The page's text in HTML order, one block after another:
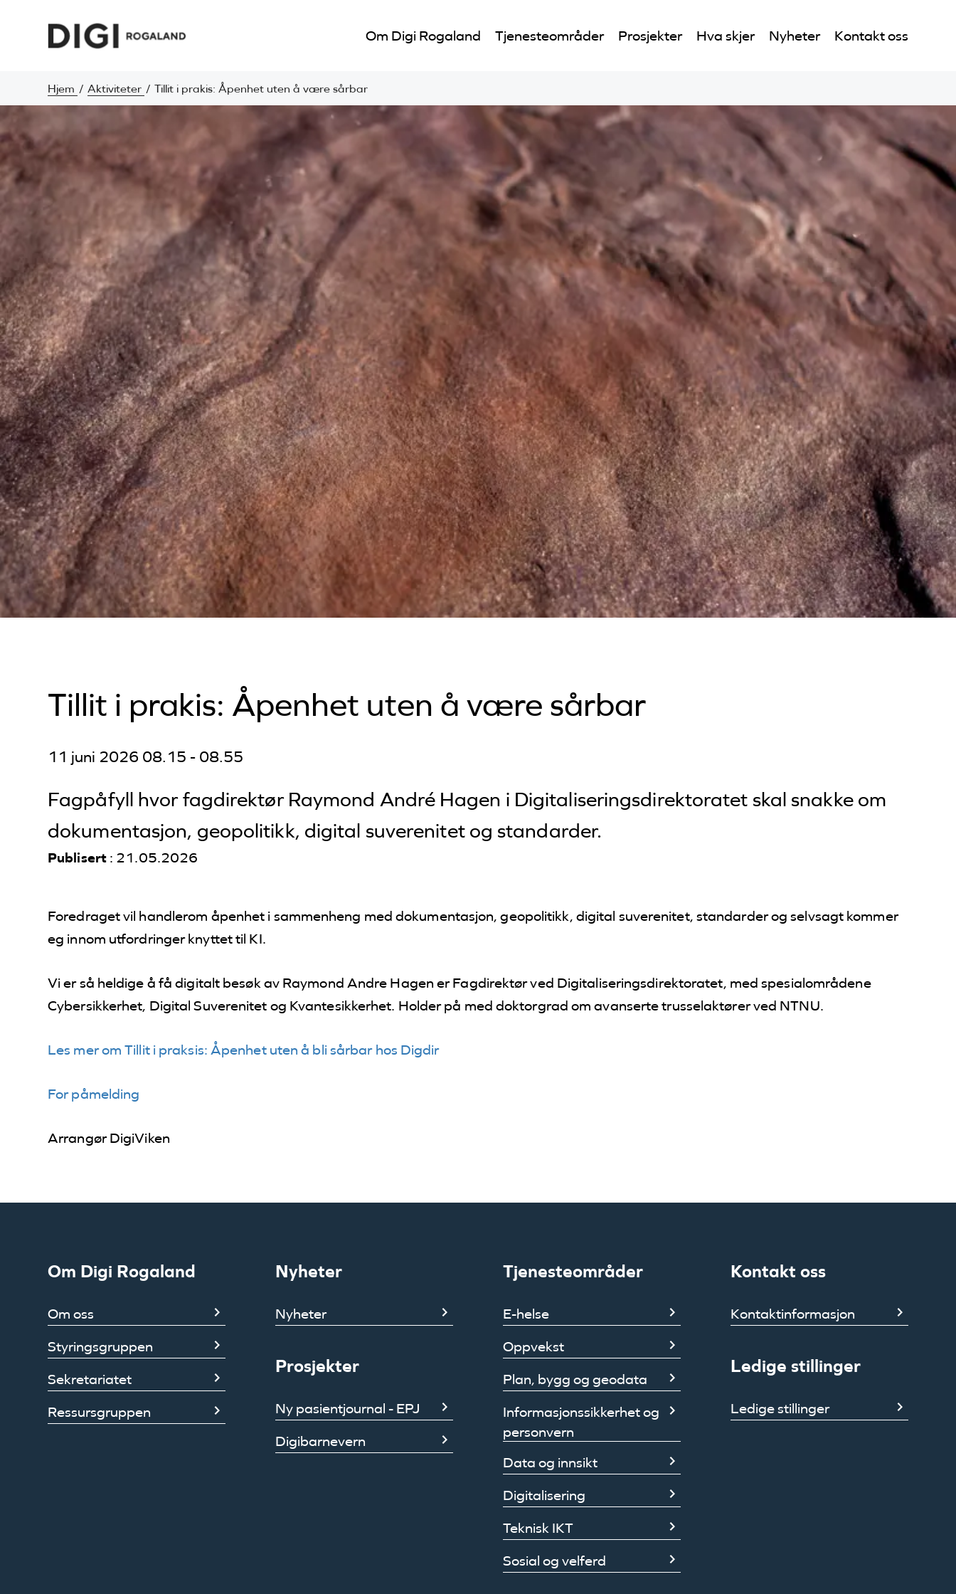
Om Digi Rogaland Tjenesteområder Prosjekter Hva skjer Nyheter Kontakt oss
Hjem Aktiviteter Tillit i prakis: Åpenhet uten å være sårbar
Tillit i prakis: Åpenhet uten å være sårbar
11 juni 2026 08.15 - 08.55
Fagpåfyll hvor fagdirektør Raymond André Hagen i Digitaliseringsdirektoratet skal snakke om
dokumentasjon, geopolitikk, digital suverenitet og standarder.
Publisert: 21.05.2026
Foredraget vil handlerom åpenhet i sammenheng med dokumentasjon, geopolitikk, digital suverenitet, standarder og selvsagt kommer
eg innom utfordringer knyttet til KI.
Vi er så heldige å få digitalt besøk av Raymond Andre Hagen er Fagdirektør ved Digitaliseringsdirektoratet, med spesialområdene
Cybersikkerhet, Digital Suverenitet og Kvantesikkerhet. Holder på med doktorgrad om avanserte trusselaktører ved NTNU.
Les mer om Tillit i praksis: Åpenhet uten å bli sårbar hos Digdir
For påmelding
Arrangør DigiViken
Om Digi Rogaland
Om oss
Styringsgruppen
Sekretariatet
Ressursgruppen
Nyheter
Nyheter
Prosjekter
Ny pasientjournal - EPJ
Digibarnevern
Tjenesteområder
E-helse
Oppvekst
Plan, bygg og geodata
Informasjonssikkerhet og
personvern
Data og innsikt
Digitalisering
Teknisk IKT
Sosial og velferd
Kontakt oss
Kontaktinformasjon
Ledige stillinger
Ledige stillinger